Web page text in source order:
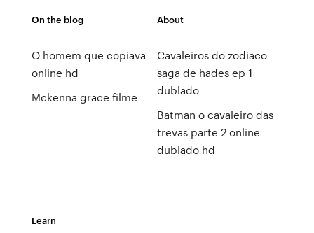
On the blog
O homem que copiava
online hd
Mckenna grace filme
About
Cavaleiros do zodiaco
saga de hades ep 1
dublado
Batman o cavaleiro das
trevas parte 2 online
dublado hd
Learn